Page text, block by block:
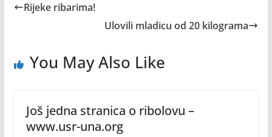
Rijeke ribarima!
Ulovili mladicu od 20 kilograma
You May Also Like
Još jedna stranica o ribolovu –
www.usr-una.org